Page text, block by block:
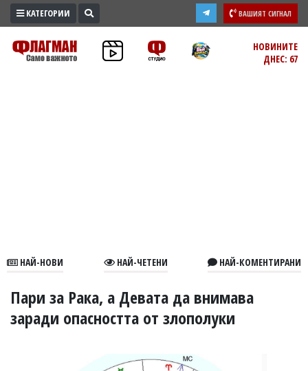
ПРОМО
ЗОНА
В
УКРАЙНА
СПОРТ
КАТЕГОРИИ ВАШИЯТ СИГНАЛ
НОВИНИТЕ
ДНЕС: 67
НАЙ-НОВИ НАЙ-ЧЕТЕНИ НАЙ-КОМЕНТИРАНИ
Пари за Рака, а Девата да внимава
заради опасността от злополуки